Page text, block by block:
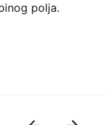
polja.